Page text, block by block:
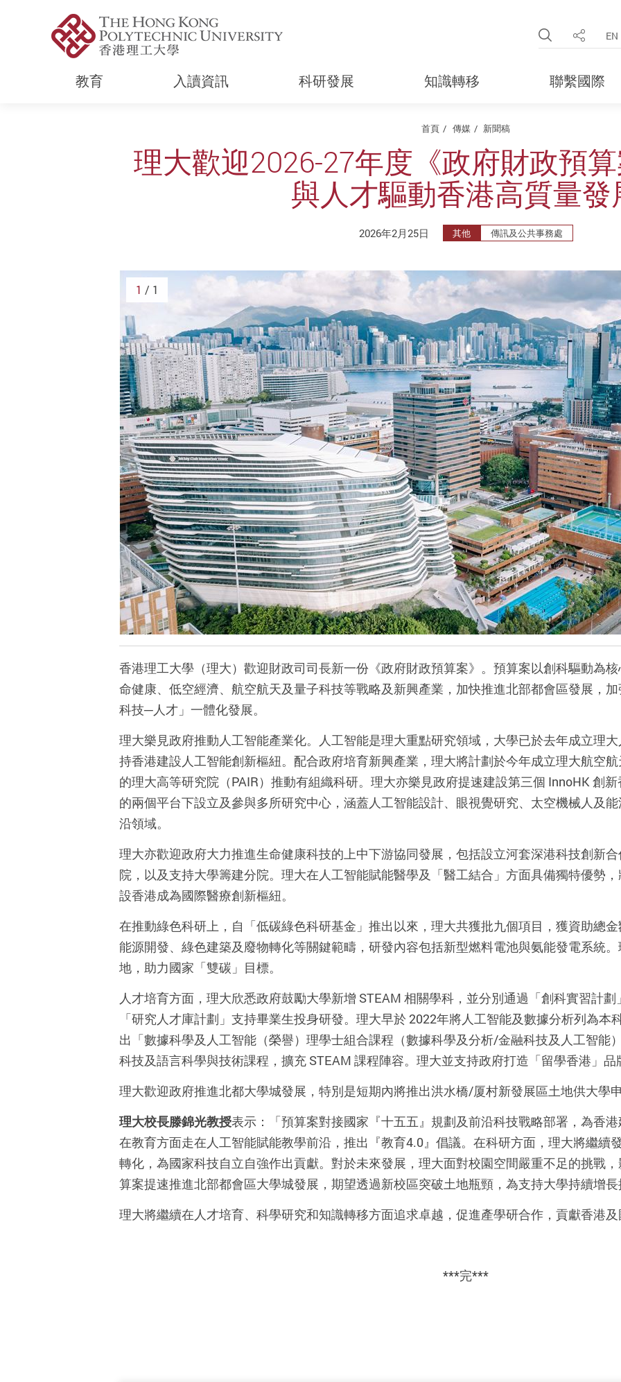
Open Site
分享 EN
教育 入讀資訊 科研發展 知識轉移 聯繫國際
首頁 傳媒 新聞稿
理大歡迎2026-27年度《政府財政預
與人才驅動香港高質量發
2026年2月25日 其他 傳訊及公共事務處
1 / 1
香港理工大學（理大）歡迎財政司司長新一份《政府財政預算案》。預算案以創科驅動為
命健康、低空經濟、航空航天及量子科技等戰略及新興產業，加快推進北部都會區發展，
科技─人才」一體化發展。
理大樂見政府推動人工智能產業化。人工智能是理大重點研究領域，大學已於去年成立理
持香港建設人工智能創新樞紐。配合政府培育新興產業，理大將計劃於今年成立理大航空
的理大高等研究院（PAIR）推動有組織科研。理大亦樂見政府提速建設第三個 InnoHK 創
的兩個平台下設立及參與多所研究中心，涵蓋人工智能設計、眼視覺研究、太空機械人及
沿領域。
理大亦歡迎政府大力推進生命健康科技的上中下游協同發展，包括設立河套深港科技創新
院，以及支持大學籌建分院。理大在人工智能賦能醫學及「醫工結合」方面具備獨特優勢
設香港成為國際醫療創新樞紐。
在推動綠色科研上，自「低碳綠色科研基金」推出以來，理大共獲批九個項目，獲資助總
能源開發、綠色建築及廢物轉化等關鍵範疇，研發內容包括新型燃料電池與氨能發電系統
地，助力國家「雙碳」目標。
人才培育方面，理大欣悉政府鼓勵大學新增 STEAM 相關學科，並分別通過「創科實習計
「研究人才庫計劃」支持畢業生投身研發。理大早於 2022年將人工智能及數據分析列為
出「數據科學及人工智能（榮譽）理學士組合課程（數據科學及分析/金融科技及人工智能
科技及語言科學與技術課程，擴充 STEAM 課程陣容。理大並支持政府打造「留學香港」
理大歡迎政府推進北都大學城發展，特別是短期內將推出洪水橋/厦村新發展區土地供大學
理大校長滕錦光教授表示：「預算案對接國家『十五五』規劃及前沿科技戰略部署，為香
在教育方面走在人工智能賦能教學前沿，推出『教育4.0』倡議。在科研方面，理大將繼續
轉化，為國家科技自立自強作出貢獻。對於未來發展，理大面對校園空間嚴重不足的挑戰
算案提速推進北部都會區大學城發展，期望透過新校區突破土地瓶頸，為支持大學持續增
理大將繼續在人才培育、科學研究和知識轉移方面追求卓越，促進產學研合作，貢獻香港
***完***